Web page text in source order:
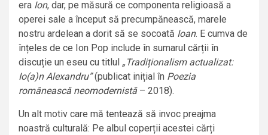
era Ion, dar, pe măsură ce componenta religioasă a
operei sale a început să precumpănească, marele
nostru ardelean a dorit să se socoată Ioan. E cumva de
înțeles de ce Ion Pop include în sumarul cărții în
discuție un eseu cu titlul „Tradiționalism actualizat:
Io(a)n Alexandru”(publicat inițial în Poezia
românească neomodernistă– 2018).
Un alt motiv care mă tentează să invoc preajma
noastră culturală: Pe albul coperții acestei cărți